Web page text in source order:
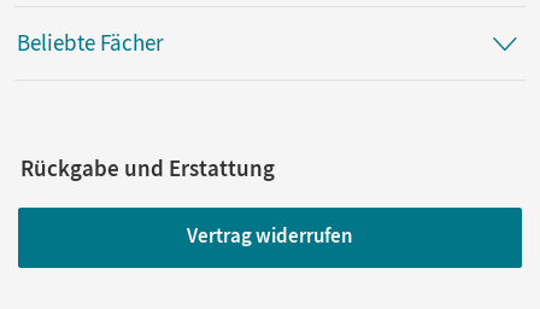
Beliebte Fächer
Rückgabe und Erstattung
Vertrag widerrufen